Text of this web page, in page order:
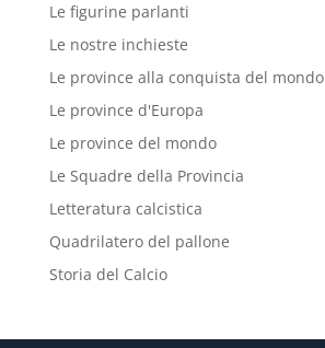
Le figurine parlanti
Le nostre inchieste
Le province alla conquista del mondo
Le province d'Europa
Le province del mondo
Le Squadre della Provincia
Letteratura calcistica
Quadrilatero del pallone
Storia del Calcio